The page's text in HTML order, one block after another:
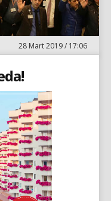
28 Mart 2019 / 17:06